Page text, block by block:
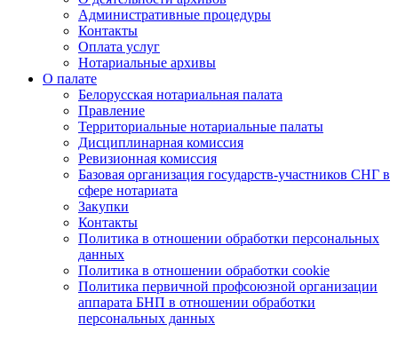
Административные процедуры
Контакты
Оплата услуг
Нотариальные архивы
О палате
Белорусская нотариальная палата
Правление
Территориальные нотариальные палаты
Дисциплинарная комиссия
Ревизионная комиссия
Базовая организация государств-участников СНГ в
сфере нотариата
Закупки
Контакты
Политика в отношении обработки персональных
данных
Политика в отношении обработки cookie
Политика первичной профсоюзной организации
аппарата БНП в отношении обработки
персональных данных